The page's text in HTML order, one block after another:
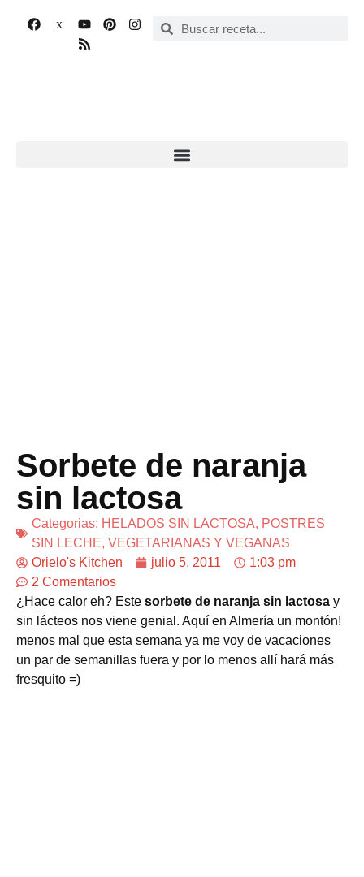
Sorbete de naranja
sin lactosa
Categorias: HELADOS SIN LACTOSA, POSTRES
SIN LECHE, VEGETARIANAS Y VEGANAS
Orielo's Kitchen
julio 5, 2011
1:03 pm
2 Comentarios
¿Hace calor eh? Este sorbete de naranja sin lactosa y
sin lácteos nos viene genial. Aquí en Almería un montón!
menos mal que esta semana ya me voy de vacaciones
un par de semanillas fuera y por lo menos allí hará más
fresquito =)